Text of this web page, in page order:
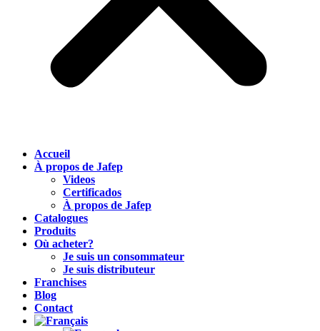
Accueil
À propos de Jafep
Videos
Certificados
À propos de Jafep
Catalogues
Produits
Où acheter?
Je suis un consommateur
Je suis distributeur
Franchises
Blog
Contact